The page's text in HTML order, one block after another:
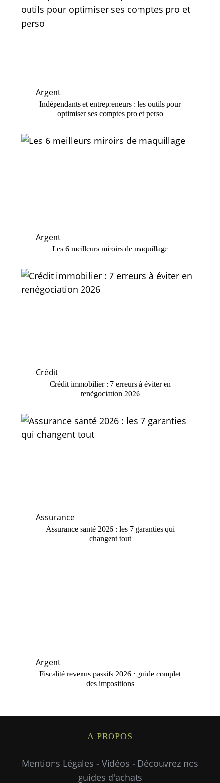
Argent
Indépendants et entrepreneurs : les outils pour
optimiser ses comptes pro et perso
Argent
Les 6 meilleurs miroirs de maquillage
Crédit
Crédit immobilier : 7 erreurs à éviter en
renégociation 2026
Assurance
Assurance santé 2026 : les 7 garanties qui
changent tout
Argent
Fiscalité revenus passifs 2026 : guide complet
des impositions
A PROPOS
Mentions Légales - Vidéos - Découvrez nos
guides d'achats